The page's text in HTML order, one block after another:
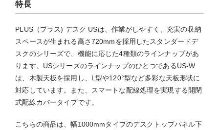
特長
PLUS（プラス) デスク USは、作業がしやすく、充実の収納
スペースが生まれる高さ720mmを採用したスタンダードデ
スクのシリーズで、機能に応じた4種類のラインナップがあ
ります。USシリーズのラインナップのひとつであるUS-W
は、木製天板を採用し、L型や120°型など多彩な天板形状に
対応しています。また、スマートな配線処理を実現する開閉
式配線カバータイプです。
こちらの商品は、幅1000mmタイプのデスクトップパネル下